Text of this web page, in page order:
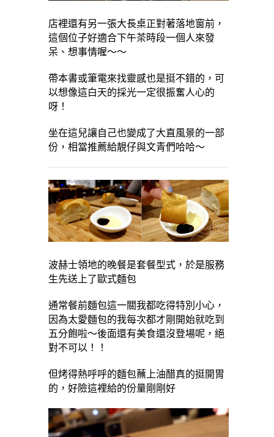
店裡還有另一張大長桌正對著落地窗前，
這個位子好適合下午茶時段一個人來發
呆、想事情喔～～
帶本書或筆電來找靈感也是挺不錯的，可
以想像這白天的採光一定很振奮人心的
呀！
坐在這兒讓自己也變成了大直風景的一部
份，相當推薦給靚仔與文青們哈哈～
波赫士領地的晚餐是套餐型式，於是服務
生先送上了歐式麵包
通常餐前麵包這一關我都吃得特別小心，
因為太愛麵包的我每次都才剛開始就吃到
五分飽啦～後面還有美食還沒登場呢，絕
對不可以！！
但烤得熱呼呼的麵包蘸上油醋真的挺開胃
的，好險這裡給的份量剛剛好